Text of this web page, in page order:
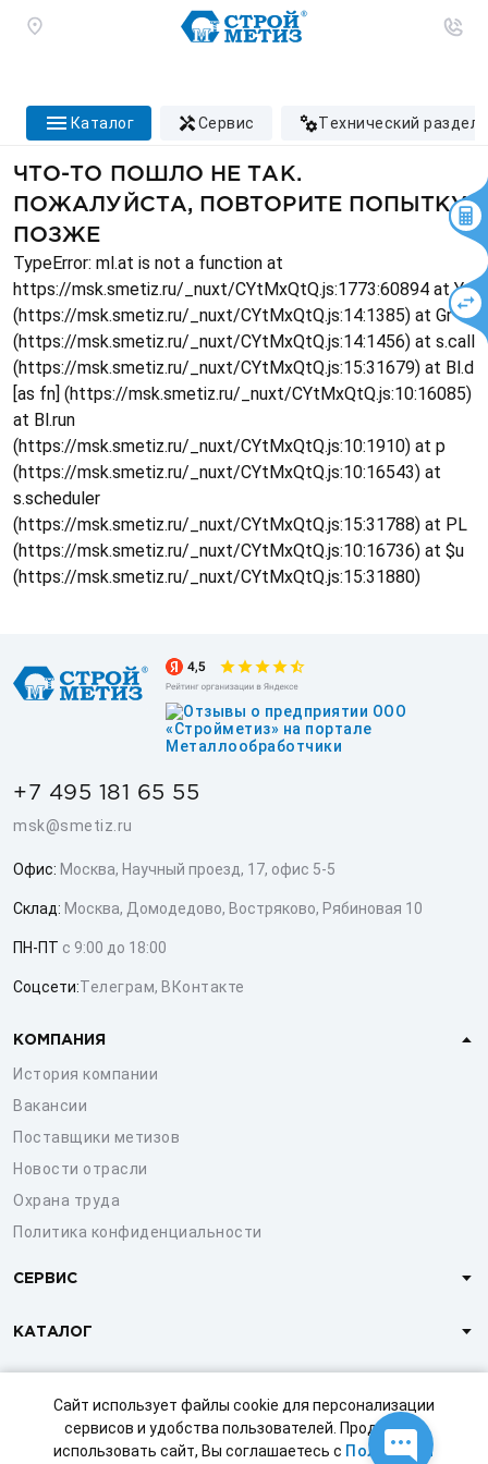
Сайт использует файлы cookie для персонализации
сервисов и удобства пользователей. Продолжая
использовать сайт, Вы соглашаетесь с Политикой
каталог сервис технический раздел
ЧТО-ТО ПОШЛО НЕ ТАК.
ПОЖАЛУЙСТА, ПОВТОРИТЕ ПОПЫТКУ
ПОЗЖЕ
TypeError: ml.at is not a function at
https://msk.smetiz.ru/_nuxt/CYtMxQtQ.js:1773:60894 at Ys
(https://msk.smetiz.ru/_nuxt/CYtMxQtQ.js:14:1385) at Gr
(https://msk.smetiz.ru/_nuxt/CYtMxQtQ.js:14:1456) at s.call
(https://msk.smetiz.ru/_nuxt/CYtMxQtQ.js:15:31679) at Bl.d
[as fn] (https://msk.smetiz.ru/_nuxt/CYtMxQtQ.js:10:16085)
at Bl.run
(https://msk.smetiz.ru/_nuxt/CYtMxQtQ.js:10:1910) at p
(https://msk.smetiz.ru/_nuxt/CYtMxQtQ.js:10:16543) at
s.scheduler
(https://msk.smetiz.ru/_nuxt/CYtMxQtQ.js:15:31788) at PL
(https://msk.smetiz.ru/_nuxt/CYtMxQtQ.js:10:16736) at $u
(https://msk.smetiz.ru/_nuxt/CYtMxQtQ.js:15:31880)
+7 495 181 65 55
msk@smetiz.ru
Офис: Москва, Научный проезд, 17, офис 5-5
Склад: Москва, Домодедово, Востряково, Рябиновая 10
ПН-ПТ с 9:00 до 18:00
Соцсети:Телеграм, ВКонтакте
КОМПАНИЯ
История компании
Вакансии
Поставщики метизов
Новости отрасли
Охрана труда
Политика конфиденциальности
СЕРВИС
КАТАЛОГ